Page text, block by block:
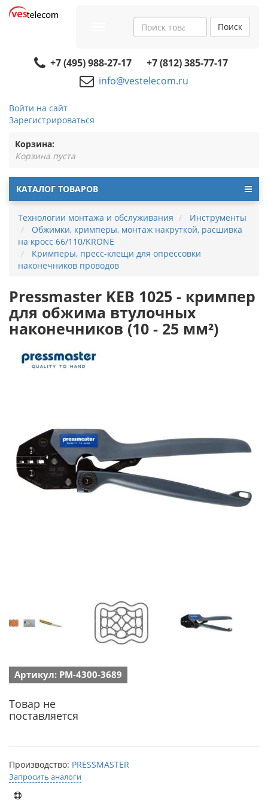
navigation
Поиск
+7 (495) 988-27-17
+7 (812) 385-77-17
info@vestelecom.ru
Войти на сайт
Зарегистрироваться
Корзина:
Корзина пуста
КАТАЛОГ ТОВАРОВ
Технологии монтажа и обслуживания
Инструменты
Обжимки, кримперы, монтаж накруткой, расшивка
на кросс 66/110/KRONE
Кримперы, пресс-клещи для опрессовки
наконечников проводов
Pressmaster KEB 1025 - кримпер
для обжима втулочных
наконечников (10 - 25 мм²)
Артикул: PM-4300-3689
Товар не
поставляется
Производство: PRESSMASTER
Запросить аналоги